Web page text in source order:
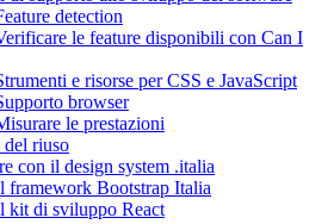
detection
le feature disponibili con Can I
e risorse per CSS e JavaScript
browser
le prestazioni
del riuso
con il design system .italia
framework Bootstrap Italia
kit di sviluppo React